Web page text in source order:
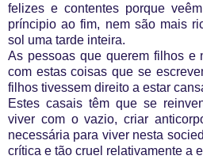
felizes e contentes porque
príncipio ao fim, nem são mais
sol uma tarde inteira.
As pessoas que querem filhos e
com estas coisas que se
filhos tivessem direito a estar
Estes casais têm que se
viver com o vazio, criar
necessária para viver nesta
crítica e tão cruel relativamente a